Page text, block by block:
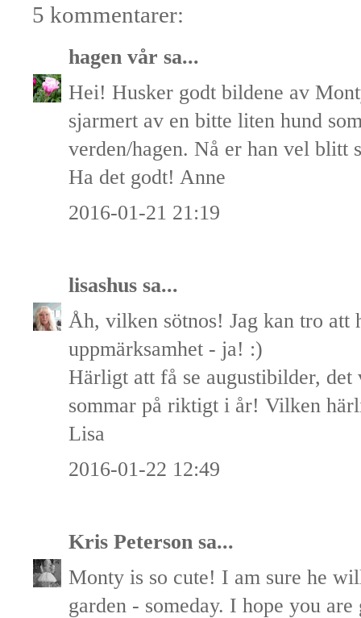
5 kommentarer:
hagen vår sa...
Hei! Husker godt bildene av
sjarmert av en bitte liten hund
verden/hagen. Nå er han vel blitt
Ha det godt! Anne
2016-01-21 21:19
lisashus sa...
Åh, vilken sötnos! Jag kan tro att
uppmärksamhet - ja! :)
Härligt att få se augustibilder, det
sommar på riktigt i år! Vilken
Lisa
2016-01-22 12:49
Kris Peterson sa...
Monty is so cute! I am sure he
garden - someday. I hope you